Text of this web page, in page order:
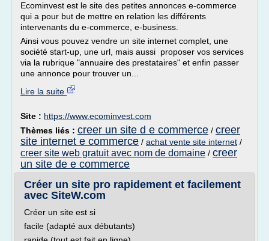
Ecominvest est le site des petites annonces e-commerce
qui a pour but de mettre en relation les différents
intervenants du e-commerce, e-business.
Ainsi vous pouvez vendre un site internet complet, une
société start-up, une url, mais aussi proposer vos services
via la rubrique "annuaire des prestataires" et enfin passer
une annonce pour trouver un...
Lire la suite
Site : https://www.ecominvest.com
Thèmes liés : creer un site d e commerce / creer
site internet e commerce / achat vente site internet /
creer site web gratuit avec nom de domaine / creer
un site de e commerce
Créer un site pro rapidement et facilement
avec SiteW.com
Créer un site est si
facile (adapté aux débutants)